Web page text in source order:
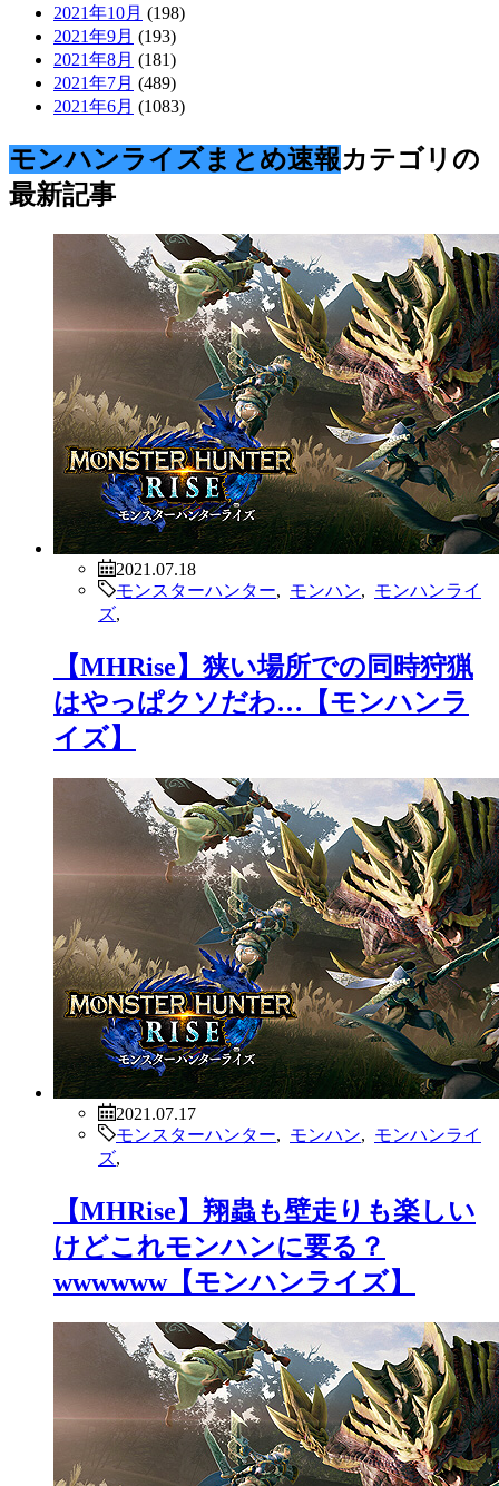
2021年10月 (198)
2021年9月 (193)
2021年8月 (181)
2021年7月 (489)
2021年6月 (1083)
モンハンライズまとめ速報カテゴリの
最新記事
2021.07.18
モンスターハンター
モンハン
モンハンライ
ズ
【MHRise】狭い場所での同時狩猟
はやっぱクソだわ…【モンハンラ
イズ】
2021.07.17
モンスターハンター
モンハン
モンハンライ
ズ
【MHRise】翔蟲も壁走りも楽しい
けどこれモンハンに要る？
wwwwww【モンハンライズ】